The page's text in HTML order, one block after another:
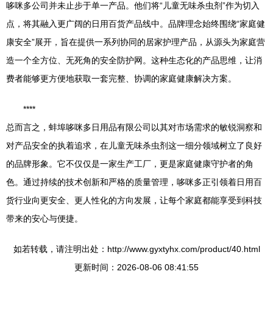
哆咪多公司并未止步于单一产品。他们将“儿童无味杀虫剂”作为切入
点，将其融入更广阔的日用百货产品线中。品牌理念始终围绕“家庭健
康安全”展开，旨在提供一系列协同的居家护理产品，从源头为家庭营
造一个全方位、无死角的安全防护网。这种生态化的产品思维，让消
费者能够更方便地获取一套完整、协调的家庭健康解决方案。
****
总而言之，蚌埠哆咪多日用品有限公司以其对市场需求的敏锐洞察和
对产品安全的执着追求，在儿童无味杀虫剂这一细分领域树立了良好
的品牌形象。它不仅仅是一家生产工厂，更是家庭健康守护者的角
色。通过持续的技术创新和严格的质量管理，哆咪多正引领着日用百
货行业向更安全、更人性化的方向发展，让每个家庭都能享受到科技
带来的安心与便捷。
如若转载，请注明出处：http://www.gyxtyhx.com/product/40.html
更新时间：2026-08-06 08:41:55